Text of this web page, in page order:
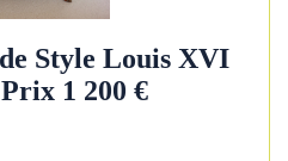
Style Louis XVI
1 200 €